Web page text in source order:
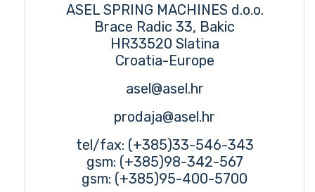
ASEL SPRING MACHINES d.o.o.
Brace Radic 33, Bakic
HR33520 Slatina
Croatia-Europe
asel@asel.hr
prodaja@asel.hr
tel/fax: (+385)33-546-343
gsm: (+385)98-342-567
gsm: (+385)95-400-5700